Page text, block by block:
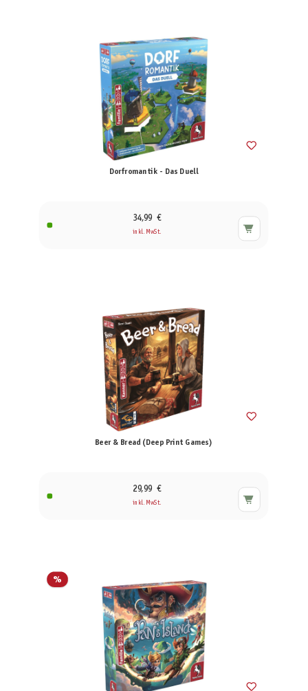
Dorfromantik - Das Duell
34,99 €
inkl. MwSt.
Beer & Bread (Deep Print Games)
29,99 €
inkl. MwSt.
%